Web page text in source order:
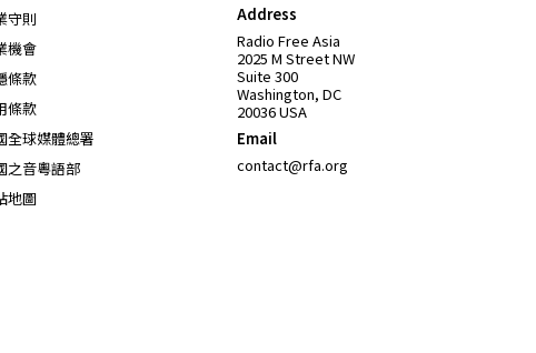
守則
機會
條款
條款
全球媒體總署 Opens in new window
之音粵語部Opens in new window
地圖Opens in new window
Address
Radio Free Asia
2025 M Street NW
Suite 300
Washington, DC
20036 USA
Email
contact@rfa.org